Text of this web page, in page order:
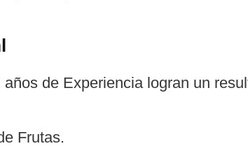
de Experiencia logran un
Frutas.